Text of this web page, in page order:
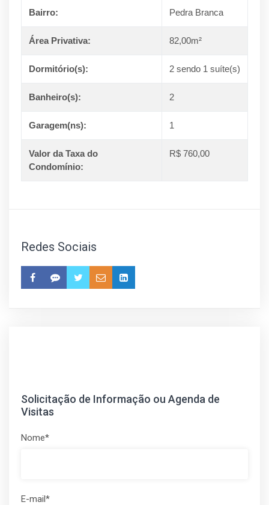
Bairro: Pedra Branca
Área Privativa: 82,00m²
Dormitório(s): 2 sendo 1 suíte(s)
Banheiro(s): 2
Garagem(ns): 1
Valor da Taxa do
Condomínio:
R$ 760,00
Redes Sociais
Solicitação de Informação ou Agenda de
Visitas
Nome*
E-mail*